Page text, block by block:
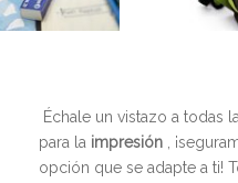
Échale un vistazo a todas
para la impresión ,
opción que se adapte a ti!